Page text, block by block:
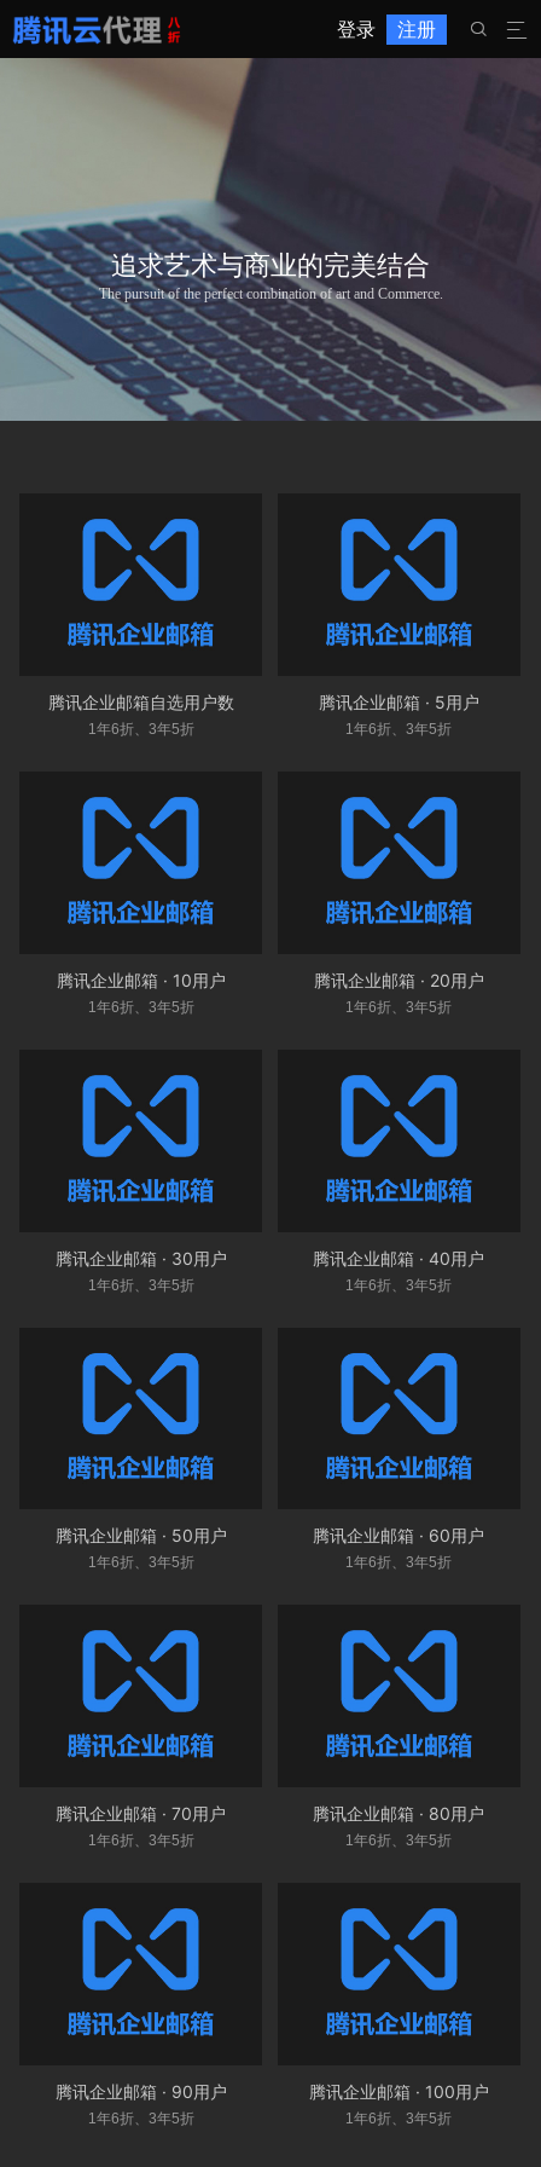
登录 注册 

追求艺术与商业的完美结合
The pursuit of the perfect combination of art and Commerce.
腾讯企业邮箱自选用户数
1年6折、3年5折
腾讯企业邮箱 · 5用户
1年6折、3年5折
腾讯企业邮箱 · 10用户
1年6折、3年5折
腾讯企业邮箱 · 20用户
1年6折、3年5折
腾讯企业邮箱 · 30用户
1年6折、3年5折
腾讯企业邮箱 · 40用户
1年6折、3年5折
腾讯企业邮箱 · 50用户
1年6折、3年5折
腾讯企业邮箱 · 60用户
1年6折、3年5折
腾讯企业邮箱 · 70用户
1年6折、3年5折
腾讯企业邮箱 · 80用户
1年6折、3年5折
腾讯企业邮箱 · 90用户
1年6折、3年5折
腾讯企业邮箱 · 100用户
1年6折、3年5折